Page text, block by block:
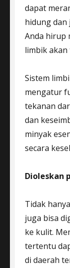
dapat
hidung dan
Anda hirup
limbik
Sistem
mengatur
tekanan
dan
minyak
secara
Dioleskan
Tidak
juga bisa
ke kulit.
tertentu
di daerah